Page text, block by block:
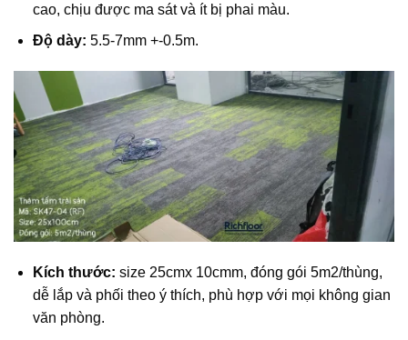
cao, chịu được ma sát và ít bị phai màu.
Độ dày: 5.5-7mm +-0.5m.
Kích thước: size 25cmx 10cmm, đóng gói 5m2/thùng,
dễ lắp và phối theo ý thích, phù hợp với mọi không gian
văn phòng.